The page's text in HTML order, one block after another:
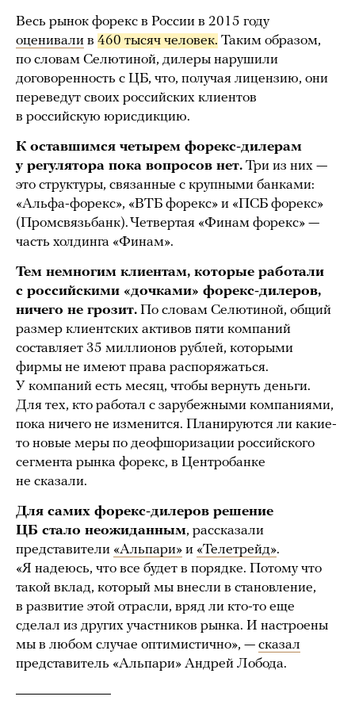
Весь рынок форекс в России в 2015 году
оценивали в 460 тысяч человек. Таким образом,
по словам Селютиной, дилеры нарушили
договоренность с ЦБ, что, получая лицензию, они
переведут своих российских клиентов
в российскую юрисдикцию.
К оставшимся четырем форекс-дилерам
у регулятора пока вопросов нет. Три из них —
это структуры, связанные с крупными банками:
«Альфа-форекс», «ВТБ форекс» и «ПСБ форекс»
(Промсвязьбанк). Четвертая «Финам форекс» —
часть холдинга «Финам».
Тем немногим клиентам, которые работали
с российскими «дочками» форекс-дилеров,
ничего не грозит. По словам Селютиной, общий
размер клиентских активов пяти компаний
составляет 35 миллионов рублей, которыми
фирмы не имеют права распоряжаться.
У компаний есть месяц, чтобы вернуть деньги.
Для тех, кто работал с зарубежными компаниями,
пока ничего не изменится. Планируются ли какие-
то новые меры по деофшоризации российского
сегмента рынка форекс, в Центробанке
не сказали.
Для самих форекс-дилеров решение
ЦБ стало неожиданным, рассказали
представители «Альпари» и «Телетрейд».
«Я надеюсь, что все будет в порядке. Потому что
такой вклад, который мы внесли в становление,
в развитие этой отрасли, вряд ли кто-то еще
сделал из других участников рынка. И настроены
мы в любом случае оптимистично», — сказал
представитель «Альпари» Андрей Лобода.